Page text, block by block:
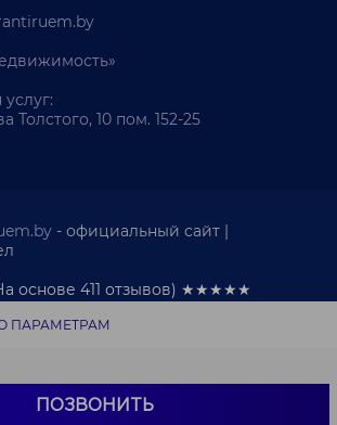
ПАРАМЕТРАМ
ПОЗВОНИТЬ
Толстого, 10 пом. 152-25
- официальный сайт |
основе411 отзывов) ★★★★★
cookie-файлов
сайта